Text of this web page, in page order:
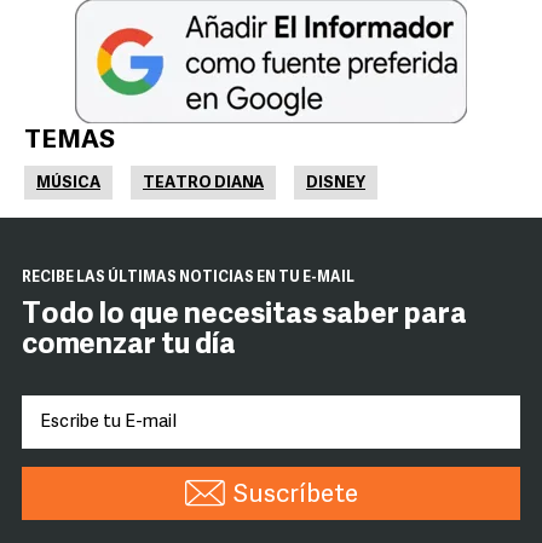
TEMAS
MÚSICA TEATRO DIANA DISNEY
RECIBE LAS ÚLTIMAS NOTICIAS EN TU E-MAIL
Todo lo que necesitas saber para
comenzar tu día
Suscríbete